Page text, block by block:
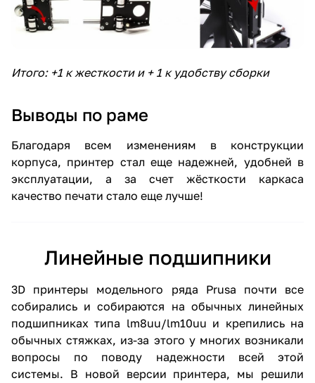
Итого: +1 к жесткости и + 1 к удобству сборки
Выводы по раме
Благодаря всем изменениям в конструкции
корпуса, принтер стал еще надежней, удобней в
эксплуатации, а за счет жёсткости каркаса
качество печати стало еще лучше!
Линейные подшипники
3D принтеры модельного ряда Prusa почти все
собирались и собираются на обычных линейных
подшипниках типа lm8uu/lm10uu и крепились на
обычных стяжках, из-за этого у многих возникали
вопросы по поводу надежности всей этой
системы. В новой версии принтера, мы решили